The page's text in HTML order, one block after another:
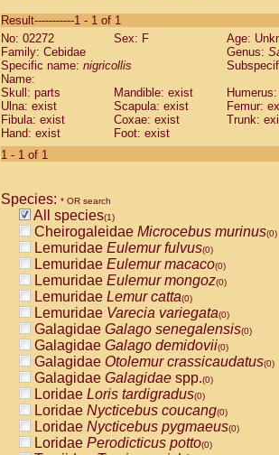
CebidaeSaguinus labiatus(0)
Cebidae Saguinus leucopus (0)
Cebidae
CebidaeSaguinus mystax
Cebidae Saguinus nigricollis (1)
Cebidae Saguinus oedipus
Cebidae Saguinus weddelli
Cebidae Saguinusspp.
Cebidae
CebidaeCebus capucinus
CebidaeCebus nigrivittatus
CebidaeCebus spp.(0)
CebidaeSaimiri boliviensis(0)
CebidaeSaimiri sciureus(0)
AtelidaeAlouatta caraya(0)
AtelidaeAlouatta fusca(0)
AtelidaeAlouatta seniculus(0)
AtelidaeAlouattaspp.(0)
AtelidaeAteles belzebuth(0)
AtelidaeAteles geoffroyi(0)
AtelidaeAteles paniscus(0)
AtelidaeAtelesspp.(0)
AtelidaeLagothrix lagothricha(0)
AtelidaeLagothrix lagothricha cana
PitheciidaeCacajao calvus
Result-----------1 - 1 of 1
No: 02272
Sex: F
Age:
Family: Cebidae
Genus:
Specific name: nigricollis
Name:
Skull: parts
Mandible: exist
Ulna: exist
Scapula: exist
Femur:
Fibula: exist
Coxae: exist
Trunk:
Hand: exist
Foot: exist
1 - 1 of 1
Species: * OR search
All species(1)
Cheirogaleidae Microcebus murinus(0)
Lemuridae Eulemur fulvus(0)
Lemuridae Eulemur macaco(0)
Lemuridae Eulemur mongoz(0)
Lemuridae Lemur catta(0)
Lemuridae Varecia variegata(0)
Galagidae Galago senegalensis(0)
Galagidae Galago demidovii(0)
Galagidae Otolemur crassicaudatus(0)
Galagidae Galagidae spp.(0)
Loridae Loris tardigradus(0)
Loridae Nycticebus coucang(0)
Loridae Nycticebus pygmaeus(0)
Loridae Perodicticus potto(0)